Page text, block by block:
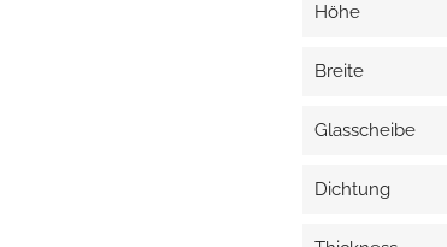
Höhe
Breite
Glasscheibe
Dichtung